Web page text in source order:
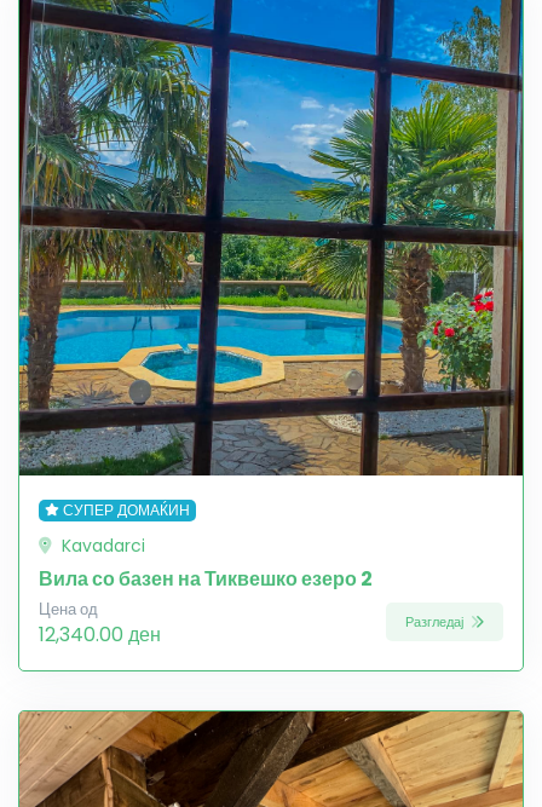
СУПЕР ДОМАЌИН
Kavadarci
Вила со базен на Тиквешко езеро 2
Цена од
12,340.00 ден Разгледај